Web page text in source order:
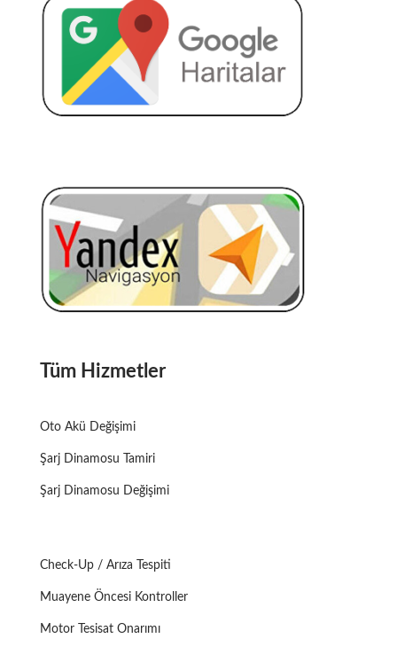
Tüm Hizmetler
Oto Akü Değişimi
Şarj Dinamosu Tamiri
Şarj Dinamosu Değişimi
Check-Up / Arıza Tespiti
Muayene Öncesi Kontroller
Motor Tesisat Onarımı